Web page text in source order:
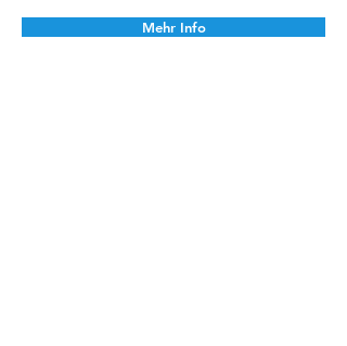
Mehr Info